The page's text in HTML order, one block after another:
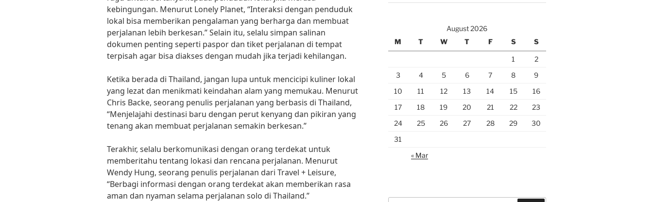
kebingungan. Menurut Lonely Planet, “Interaksi dengan penduduk
lokal bisa memberikan pengalaman yang berharga dan membuat
perjalanan lebih berkesan.” Selain itu, selalu simpan salinan
dokumen penting seperti paspor dan tiket perjalanan di tempat
terpisah agar bisa diakses dengan mudah jika terjadi kehilangan.
Ketika berada di Thailand, jangan lupa untuk mencicipi kuliner lokal
yang lezat dan menikmati keindahan alam yang memukau. Menurut
Chris Backe, seorang penulis perjalanan yang berbasis di Thailand,
“Menjelajahi destinasi baru dengan perut kenyang dan pikiran yang
tenang akan membuat perjalanan semakin berkesan.”
Terakhir, selalu berkomunikasi dengan orang terdekat untuk
memberitahu tentang lokasi dan rencana perjalanan. Menurut
Wendy Hung, seorang penulis perjalanan dari Travel + Leisure,
“Berbagi informasi dengan orang terdekat akan memberikan rasa
aman dan nyaman selama perjalanan solo di Thailand.”
August 2026
M
T W T F S S
1
2
3
4 5 6 7 8
9
10
11 12 13 14 15
16
17
18 19 20 21 22
23
24
25 26 27 28 29
30
31
« Mar